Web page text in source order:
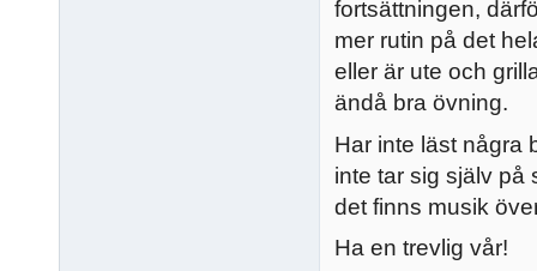
fortsättningen,
mer rutin på det
eller är ute och
ändå bra övning.
Har inte läst några
inte tar sig själv på
det finns musik
Ha en trevlig vår!